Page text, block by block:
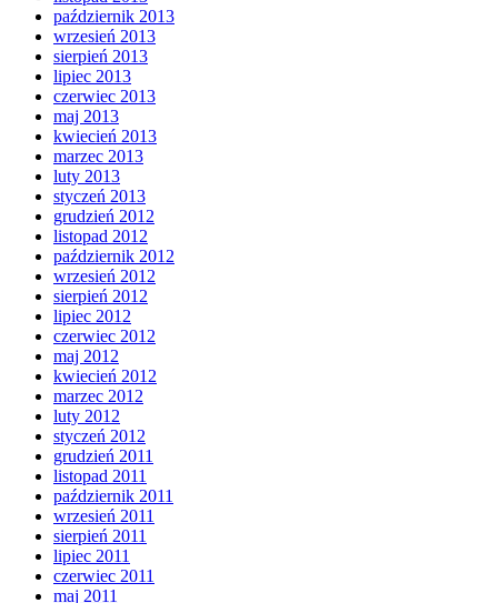
październik 2013
wrzesień 2013
sierpień 2013
lipiec 2013
czerwiec 2013
maj 2013
kwiecień 2013
marzec 2013
luty 2013
styczeń 2013
grudzień 2012
listopad 2012
październik 2012
wrzesień 2012
sierpień 2012
lipiec 2012
czerwiec 2012
maj 2012
kwiecień 2012
marzec 2012
luty 2012
styczeń 2012
grudzień 2011
listopad 2011
październik 2011
wrzesień 2011
sierpień 2011
lipiec 2011
czerwiec 2011
maj 2011